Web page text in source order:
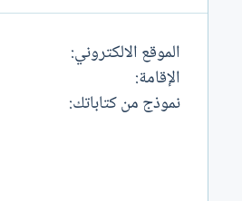
الموقع الالكتروني
الإقامة
نموذج من كتاباتك